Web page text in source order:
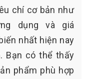
chí cơ bản như
dụng và giá
nhất hiện nay
Bạn có thể thấy
phẩm phù hợp